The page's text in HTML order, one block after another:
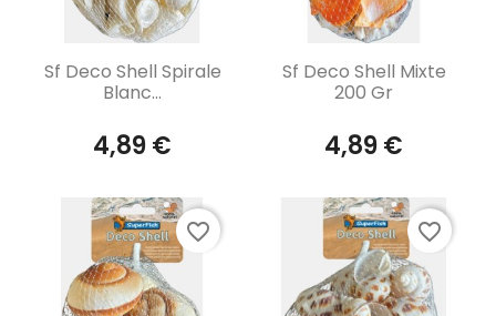
Aperçu rapide
Sf Deco Shell Spirale
Blanc...
4,89 €
Aperçu rapide
Sf Deco Shell Mixte
200 Gr
4,89 €
favorite_border favorite_border